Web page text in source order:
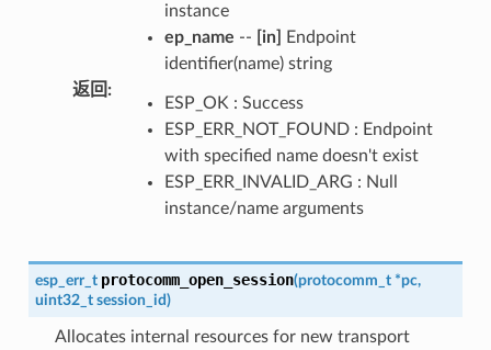
instance
ep_name -- [in]
Endpoint
identifier(name) string
返回 :
ESP_OK : Success
ESP_ERR_NOT_FOUND : Endpoint
with specified name doesn't exist
ESP_ERR_INVALID_ARG : Null
instance/name arguments
esp_err_t protocomm_open_session(protocomm_t *pc,
uint32_t session_id)
Allocates internal resources for new transport